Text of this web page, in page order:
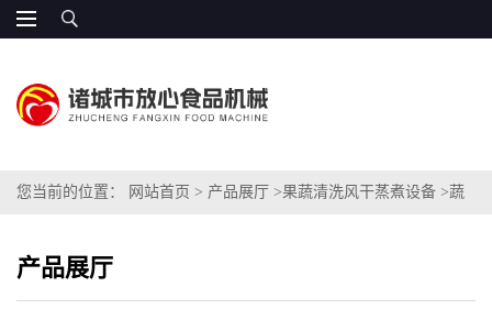
您当前的位置： 网站首页 > 产品展厅 >果蔬清洗风干蒸煮设备 >蔬
产品展厅